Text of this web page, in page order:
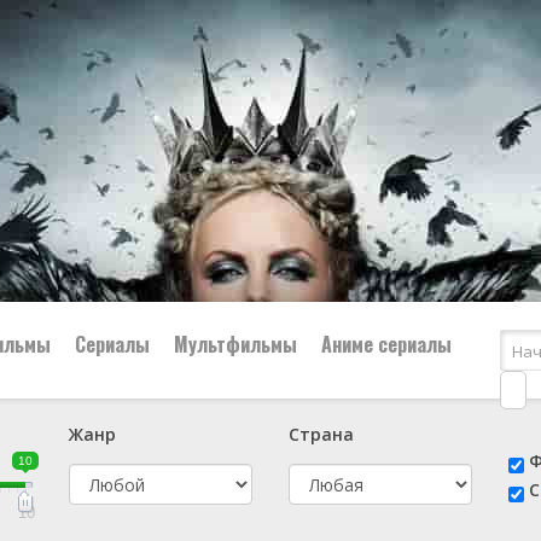
👨‍✈️ Военный
🕵️‍♂️ Детектив
Сериалы Мультфильмы Аниме сериалы
10
10
Жанр
Страна